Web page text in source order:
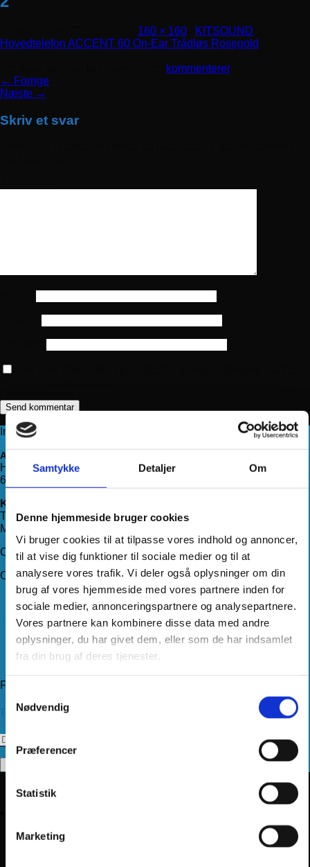
Samtykke Detaljer Om
Denne hjemmeside bruger cookies
Vi bruger cookies til at tilpasse vores indhold og annoncer,
til at vise dig funktioner til sociale medier og til at
analysere vores trafik. Vi deler også oplysninger om din
brug af vores hjemmeside med vores partnere inden for
sociale medier, annonceringspartnere og analysepartnere.
Vores partnere kan kombinere disse data med andre
oplysninger, du har givet dem, eller som de har indsamlet
fra din brug af deres tjenester.
Nødvendig
Præferencer
Statistik
Marketing
160 × 160
KITSOUND
Hovedtelefon ACCENT 60 On-Ear Trådløs Rosegold
kommenterer.
← Forrige
Næste →
Skriv et svar
Information
Adresse
Haderslevvej 78, st.
6200 Aabenraa
Kontakt os
Telefon:71 99 75 88
Mail:
CVR: 33994680
Om Hjemmeudstyr
Om os
Handelsbetingelser
Levering
Kundeservice
Returnering
Privatlivspolitik
Følg os
Tilmeld dig vores nyhedsbrev